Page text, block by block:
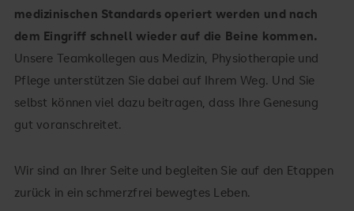
medizinischen Standards operiert werden und nach
dem Eingriff schnell wieder auf die Beine kommen.
Unsere Teamkollegen aus Medizin, Physiotherapie und
Pflege unterstützen Sie dabei auf Ihrem Weg. Und Sie
selbst können viel dazu beitragen, dass Ihre Genesung
gut voranschreitet.
Wir sind an Ihrer Seite und begleiten Sie auf den Etappen
zurück in ein schmerzfrei bewegtes Leben.